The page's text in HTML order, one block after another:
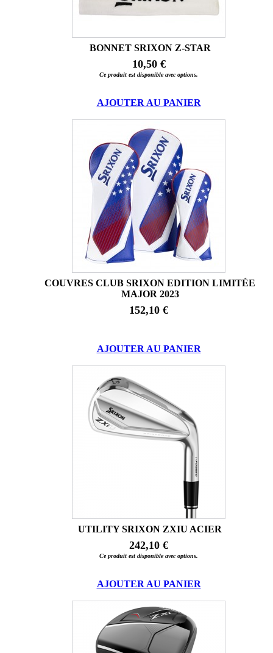
BONNET SRIXON Z-STAR
10,50 €
Ce produit est disponible avec options.
AJOUTER AU PANIER
COUVRES CLUB SRIXON EDITION LIMITÉE
MAJOR 2023
152,10 €
AJOUTER AU PANIER
UTILITY SRIXON ZXIU ACIER
242,10 €
Ce produit est disponible avec options.
AJOUTER AU PANIER